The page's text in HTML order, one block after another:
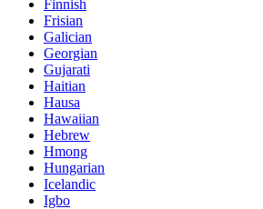
Finnish
Frisian
Galician
Georgian
Gujarati
Haitian
Hausa
Hawaiian
Hebrew
Hmong
Hungarian
Icelandic
Igbo